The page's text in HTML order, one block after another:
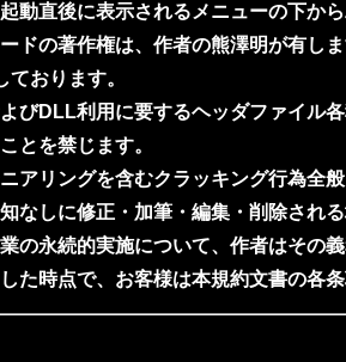
動直後に表示されるメニューの下か
の著作権は、作者の熊澤明が有しま
おります。
DLL利用に要するヘッダファイル
とを禁じます。
リングを含むクラッキング行為全般
しに修正・加筆・編集・削除される
永続的実施について、作者はその義
時点で、お客様は本規約文書の各